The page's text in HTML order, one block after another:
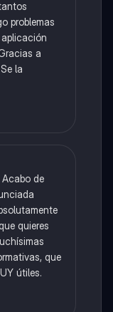
problemas
a
la
Acabo de
quieres
que
útiles.